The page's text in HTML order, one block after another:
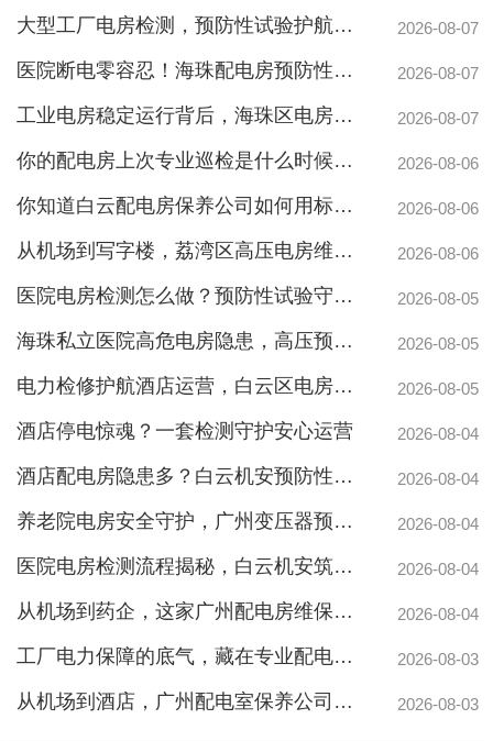
大型工厂电房检测，预防性试验护航24h连续生产 2026-08-07
医院断电零容忍！海珠配电房预防性检测如何守住生命线？ 2026-08-07
工业电房稳定运行背后，海珠区电房维护公司如何守护写字楼与工厂用电安全 2026-08-07
你的配电房上次专业巡检是什么时候？白云配电房巡检公司告诉你定期检测有多重要 2026-08-06
你知道白云配电房保养公司如何用标准化流程守护企业电力安全吗？ 2026-08-06
从机场到写字楼，荔湾区高压电房维保公司如何守护电力生命线 2026-08-06
医院电房检测怎么做？预防性试验守护生命线不停摆 2026-08-05
海珠私立医院高危电房隐患，高压预防性试验守护生命线 2026-08-05
电力检修护航酒店运营，白云区电房托管公司实力护航地标建筑 2026-08-05
酒店停电惊魂？一套检测守护安心运营 2026-08-04
酒店配电房隐患多？白云机安预防性检测全解析 2026-08-04
养老院电房安全守护，广州变压器预防性测验护航疏散通道 2026-08-04
医院电房检测流程揭秘，白云机安筑牢生命防线 2026-08-04
从机场到药企，这家广州配电房维保公司凭什么赢得园区信赖 2026-08-04
工厂电力保障的底气，藏在专业配电房维保公司的这些硬实力里 2026-08-03
从机场到酒店，广州配电室保养公司如何守护城市脉搏？ 2026-08-03
靠谱白云箱式配电房维护保养服务，阻止潜在风险
广州配电房维保案例|防备重伤事故